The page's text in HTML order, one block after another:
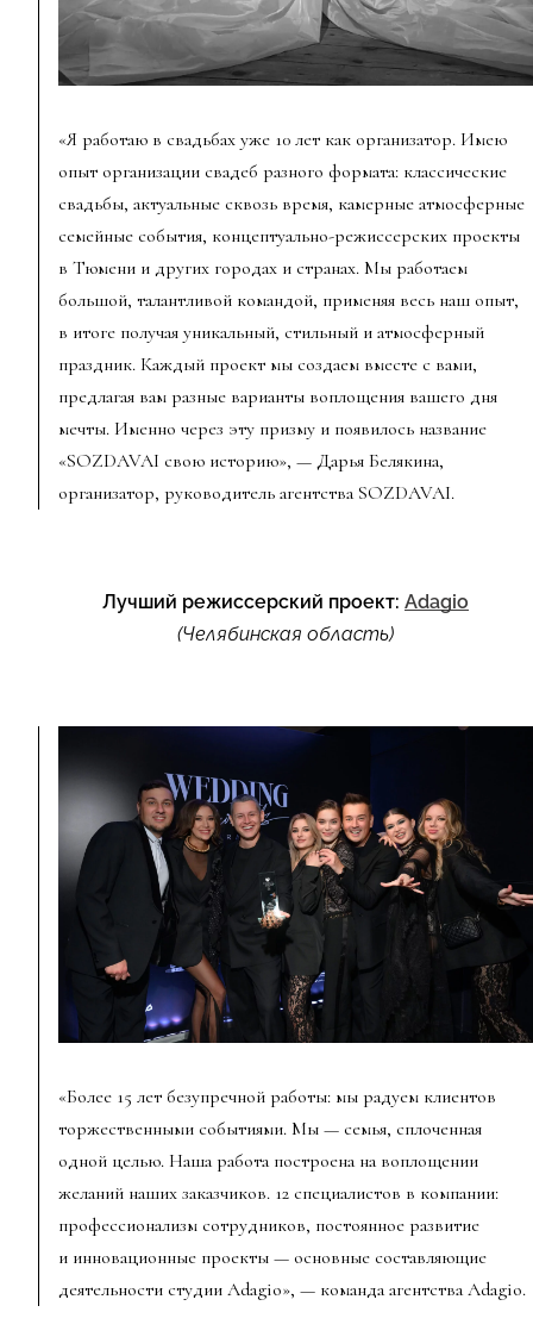
«Я работаю в свадьбах уже 10 лет как организатор. Имею
опыт организации свадеб разного формата: классические
свадьбы, актуальные сквозь время, камерные атмосферные
семейные события, концептуально-режиссерских проекты
в Тюмени и других городах и странах. Мы работаем
большой, талантливой командой, применяя весь наш опыт,
в итоге получая уникальный, стильный и атмосферный
праздник. Каждый проект мы создаем вместе с вами,
предлагая вам разные варианты воплощения вашего дня
мечты. Именно через эту призму и появилось название
«SOZDAVAI свою историю», — Дарья Белякина,
организатор, руководитель агентства SOZDAVAI.
Лучший режиссерский проект: Adagio
(Челябинская область)
«Более 15 лет безупречной работы: мы радуем клиентов
торжественными событиями. Мы — семья, сплоченная
одной целью. Наша работа построена на воплощении
желаний наших заказчиков. 12 специалистов в компании:
профессионализм сотрудников, постоянное развитие
и инновационные проекты — основные составляющие
деятельности студии Adagio», — команда агентства Adagio.